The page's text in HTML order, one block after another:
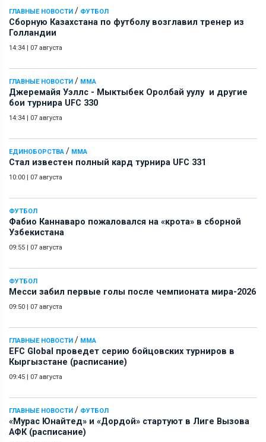
ГЛАВНЫЕ НОВОСТИ / ФУТБОЛ
Сборную Казахстана по футболу возглавил тренер из
Голландии
14:34 | 07 августа
ГЛАВНЫЕ НОВОСТИ / ММА
Джеремайя Уэллс - Мыктыбек Оролбай уулу и другие
бои турнира UFC 330
14:34 | 07 августа
ЕДИНОБОРСТВА / ММА
Стал известен полный кард турнира UFC 331
10:00 | 07 августа
ФУТБОЛ
Фабио Каннаваро пожаловался на «крота» в сборной
Узбекистана
09:55 | 07 августа
ФУТБОЛ
Месси забил первые голы после чемпионата мира-2026
09:50 | 07 августа
ГЛАВНЫЕ НОВОСТИ / ММА
EFC Global проведет серию бойцовских турниров в
Кыргызстане (расписание)
09:45 | 07 августа
ГЛАВНЫЕ НОВОСТИ / ФУТБОЛ
«Мурас Юнайтед» и «Дордой» стартуют в Лиге Вызова
АФК (расписание)